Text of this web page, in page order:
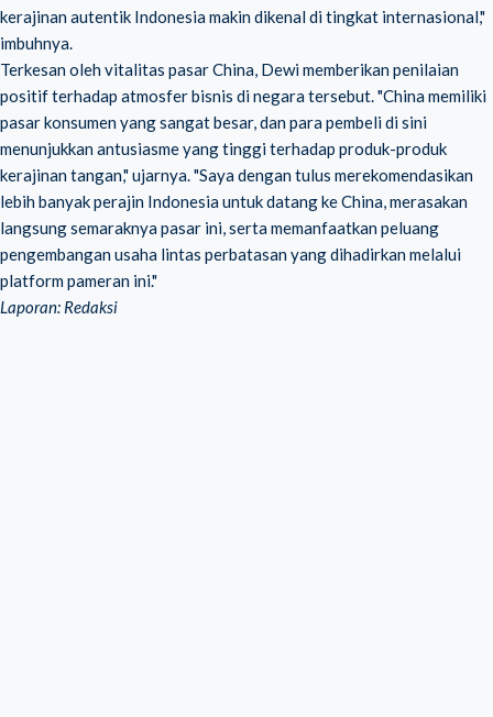
kerajinan autentik Indonesia makin dikenal di tingkat internasional,"
imbuhnya.
Terkesan oleh vitalitas pasar China, Dewi memberikan penilaian
positif terhadap atmosfer bisnis di negara tersebut. "China memiliki
pasar konsumen yang sangat besar, dan para pembeli di sini
menunjukkan antusiasme yang tinggi terhadap produk-produk
kerajinan tangan," ujarnya. "Saya dengan tulus merekomendasikan
lebih banyak perajin Indonesia untuk datang ke China, merasakan
langsung semaraknya pasar ini, serta memanfaatkan peluang
pengembangan usaha lintas perbatasan yang dihadirkan melalui
platform pameran ini."
Laporan: Redaksi